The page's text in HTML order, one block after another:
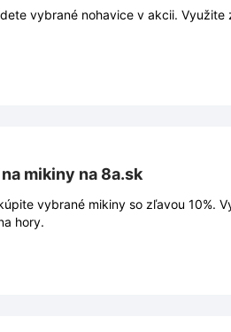
vybrané nohavice v akcii. Využite
mikiny na 8a.sk
vybrané mikiny so zľavou 10%.
hory.